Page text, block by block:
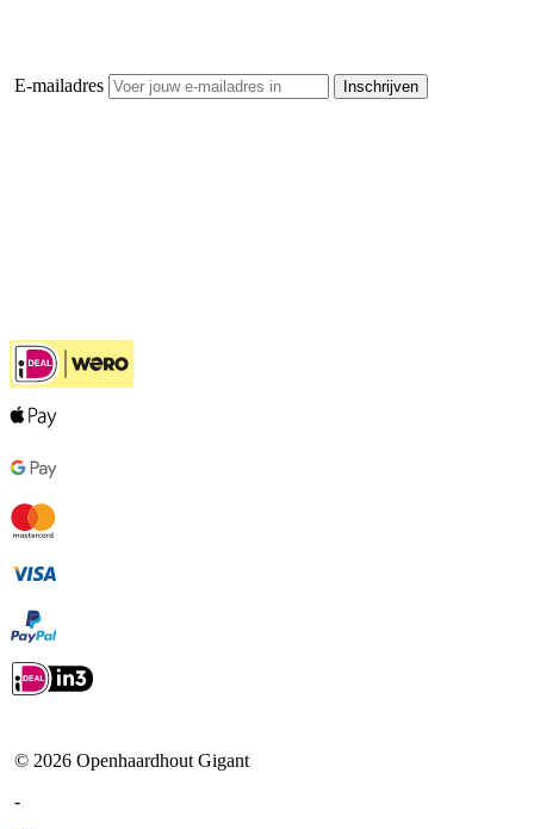
E-mailadres Inschrijven
© 2026Openhaardhout Gigant
-